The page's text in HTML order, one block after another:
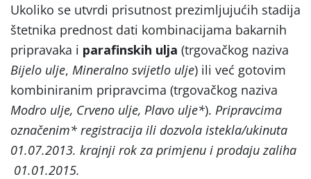
Ukoliko se utvrdi prisutnost prezimljujućih stadija
štetnika prednost dati kombinacijama bakarnih
pripravaka i parafinskih ulja (trgovačkog naziva
Bijelo ulje, Mineralno svijetlo ulje) ili već gotovim
kombiniranim pripravcima (trgovačkog naziva
Modro ulje, Crveno ulje, Plavo ulje*). Pripravcima
označenim* registracija ili dozvola istekla/ukinuta
01.07.2013. krajnji rok za primjenu i prodaju zaliha
01.01.2015.